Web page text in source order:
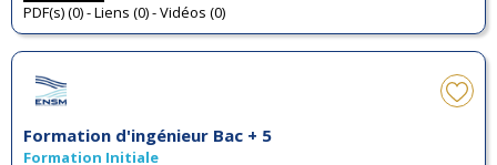
PDF(s) (0) - Liens (0) - Vidéos (0)
Formation d'ingénieur Bac + 5
Formation Initiale